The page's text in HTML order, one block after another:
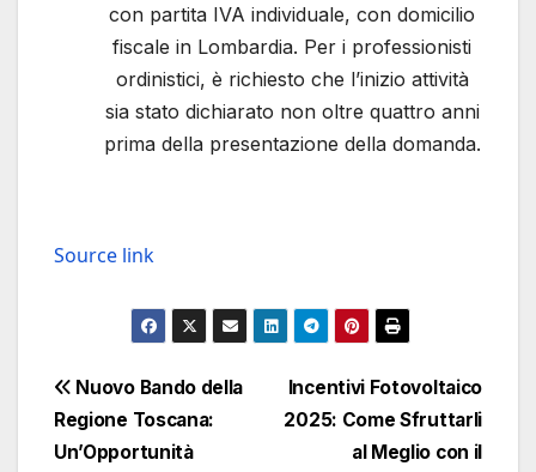
con partita IVA individuale, con domicilio
fiscale in Lombardia. Per i professionisti
ordinistici, è richiesto che l’inizio attività
sia stato dichiarato non oltre quattro anni
prima della presentazione della domanda.
Source link
Navigazione
articoli
Incentivi Fotovoltaico
2025: Come Sfruttarli
al Meglio con il
Nuovo Bando della
Regione Toscana:
Un’Opportunità